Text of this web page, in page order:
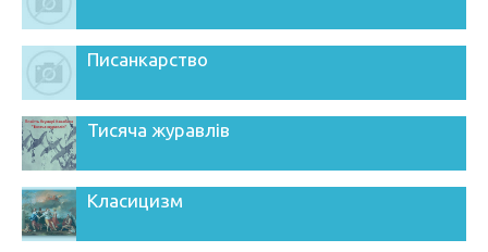
Писанкарство
Тисяча журавлів
Класицизм